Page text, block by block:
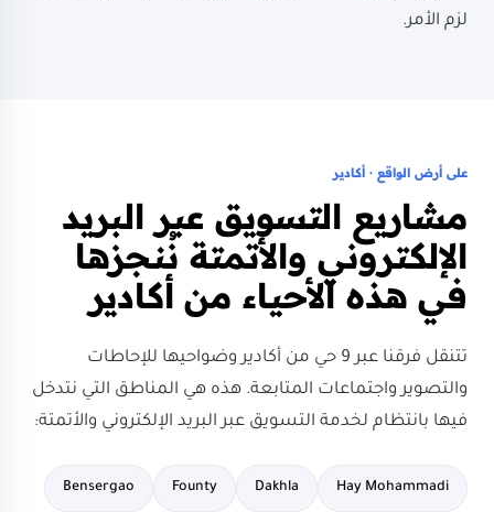
لزم الأمر.
على أرض الواقع · أكادير
مشاريع التسويق عبر البريد
الإلكتروني والأتمتة نُنجزها
في هذه الأحياء من أكادير
تتنقل فرقنا عبر 9 حي من أكادير وضواحيها للإحاطات
والتصوير واجتماعات المتابعة. هذه هي المناطق التي نتدخل
فيها بانتظام لخدمة التسويق عبر البريد الإلكتروني والأتمتة:
Hay Mohammadi
Dakhla
Founty
Bensergao